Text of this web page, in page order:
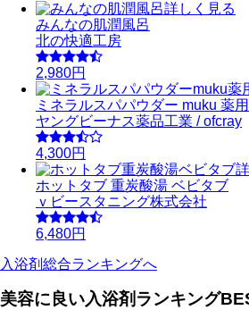
詳しく見る
みんなの肌潤風呂
北の快適工房
2,980円
ミネラルスパパウダー muku 薬
ヤングビーナス薬品工業 / ofcray
4,300円
ホットタブ 重炭酸湯 ベビタブ
ｖビースタニング株式会社
6,480円
入浴剤総合ランキングへ
美容に良い入浴剤ランキング